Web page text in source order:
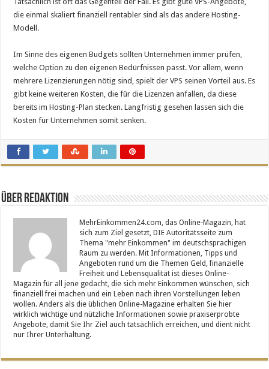
die einmal skaliert finanziell rentabler sind als das andere Hosting-
Modell.
Im Sinne des eigenen Budgets sollten Unternehmen immer prüfen,
welche Option zu den eigenen Bedürfnissen passt. Vor allem, wenn
mehrere Lizenzierungen nötig sind, spielt der VPS seinen Vorteil aus. Es
gibt keine weiteren Kosten, die für die Lizenzen anfallen, da diese
bereits im Hosting-Plan stecken. Langfristig gesehen lassen sich die
Kosten für Unternehmen somit senken.
Über Redaktion
MehrEinkommen24.com, das Online-Magazin, hat
sich zum Ziel gesetzt, DIE Autoritätsseite zum
Thema "mehr Einkommen" im deutschsprachigen
Raum zu werden. Mit Informationen, Tipps und
Angeboten rund um die Themen Geld, finanzielle
Freiheit und Lebensqualität ist dieses Online-
Magazin für all jene gedacht, die sich mehr Einkommen wünschen, sich
finanziell frei machen und ein Leben nach ihren Vorstellungen leben
wollen. Anders als die üblichen Online-Magazine erhalten Sie hier
wirklich wichtige und nützliche Informationen sowie praxiserprobte
Angebote, damit Sie Ihr Ziel auch tatsächlich erreichen, und dient nicht
nur Ihrer Unterhaltung.